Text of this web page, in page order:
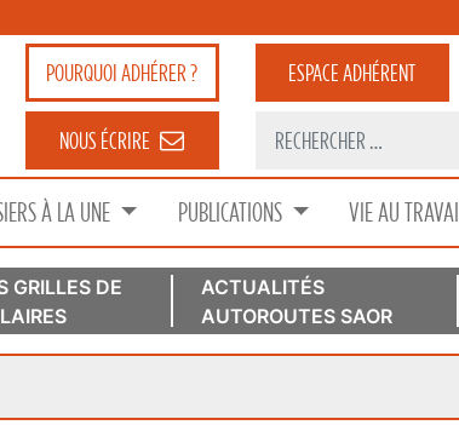
POURQUOIADHÉRER ? ESPACEADHÉRENT
NOUS ÉCRIRE
À LA UNE PUBLICATIONS VIE AU TRAVAIL
GRILLES DE
ACTUALITÉS
AUTOROUTES SAOR